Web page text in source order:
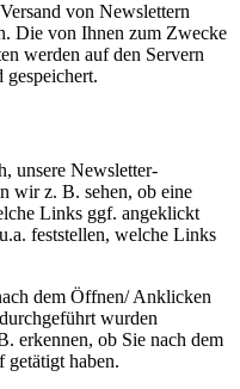
von Newslettern
Die von Ihnen zum Zwecke
werden auf den Servern
unsere Newsletter-
wir z. B. sehen, ob eine
Links ggf. angeklickt
feststellen, welche Links
dem Öffnen/ Anklicken
wurden
erkennen, ob Sie nach dem
haben.